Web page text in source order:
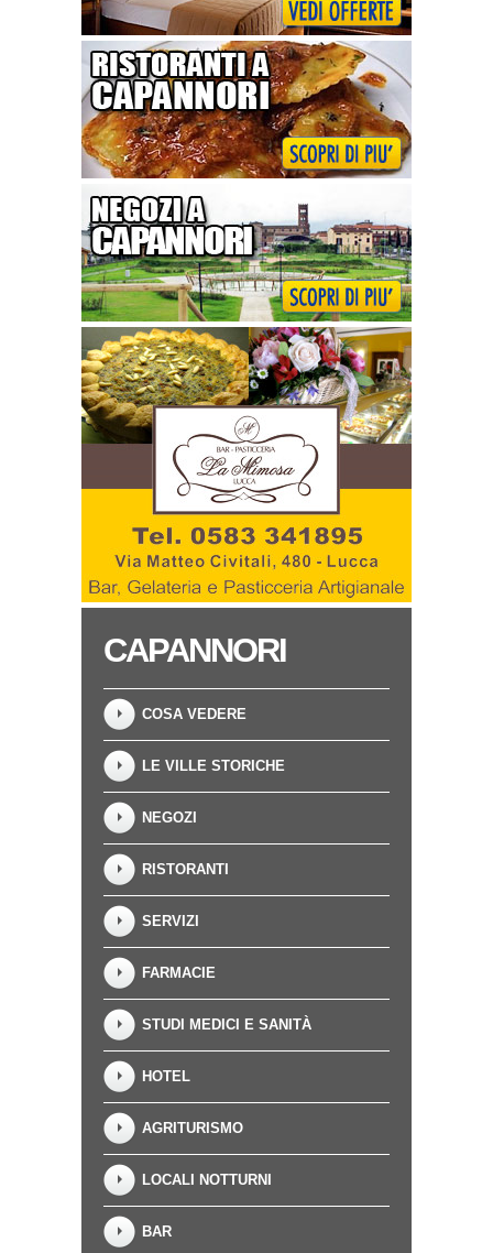
CAPANNORI
COSA VEDERE
LE VILLE STORICHE
NEGOZI
RISTORANTI
SERVIZI
FARMACIE
STUDI MEDICI E SANITÀ
HOTEL
AGRITURISMO
LOCALI NOTTURNI
BAR